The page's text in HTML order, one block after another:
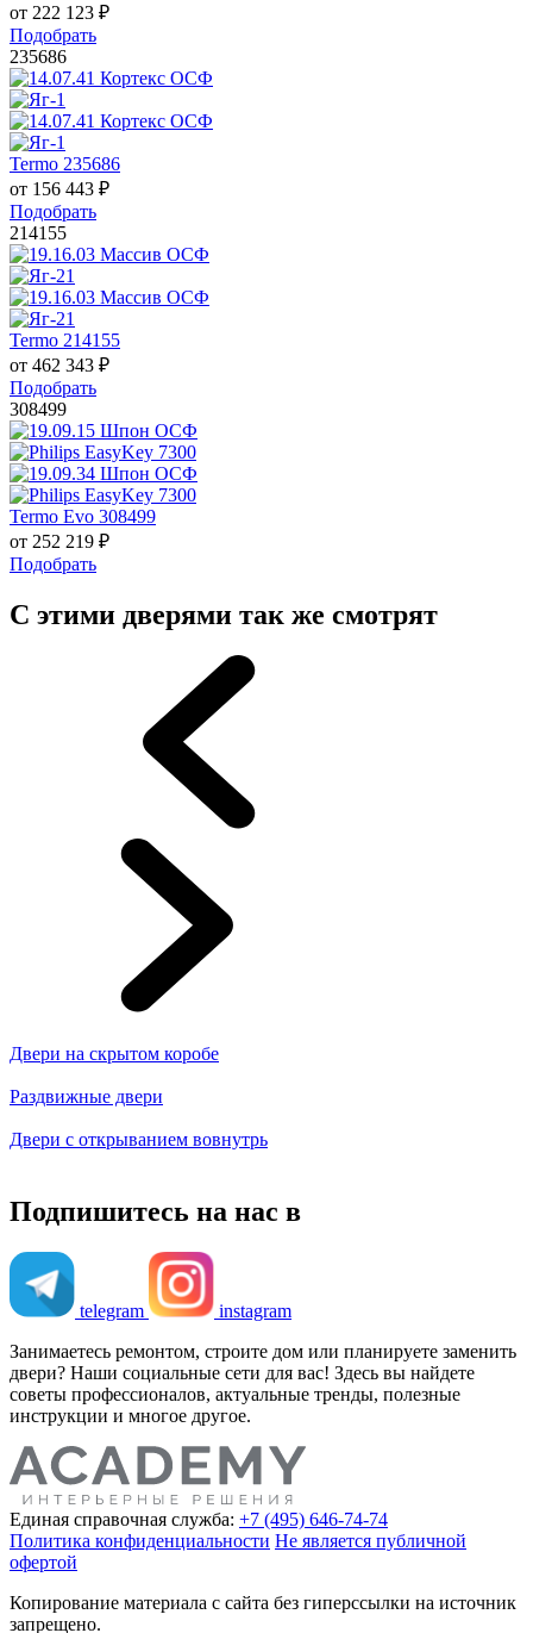
от 222 123 ₽
Подобрать
235686
Termo 235686
от 156 443 ₽
Подобрать
214155
Termo 214155
от 462 343 ₽
Подобрать
308499
Termo Evo 308499
от 252 219 ₽
Подобрать
С этими дверями так же смотрят
Двери на скрытом коробе
Раздвижные двери
Двери с открыванием вовнутрь
Подпишитесь на нас в
telegram
instagram
Занимаетесь ремонтом, строите дом или планируете заменить
двери? Наши социальные сети для вас! Здесь вы найдете
советы профессионалов, актуальные тренды, полезные
инструкции и многое другое.
Единая справочная служба: +7 (495) 646-74-74
Политика конфиденциальности Не является публичной
офертой
Копирование материала с сайта без гиперссылки на источник
запрещено.